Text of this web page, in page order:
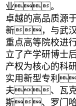
业。
卓越的高品质源
新，与武
重点高等院校
立了产学研博士
产权为核心的科
实用新型专利
夫、瓦
斯、罗门哈